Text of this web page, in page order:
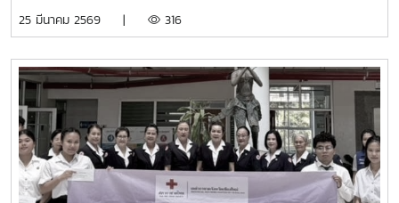
โจ้รูปถ่ายบ้านนักศึกษาที่ประสบภัยพิบัติทางธรรมชาติ (กรณี
การศึกษา: ตั้งแต่วันที่ 1 - 31 กรกฏาคม 2569อ่านรายละเอียด
เพิ่มเติมได้ที่ ประกาศรับสมัครทุนการศึกษามหาวิทยาลัยแม่โจ้
ประจำปีการศึกษา 2569
กรุงเทพฯ (ส่วนภูมิภาค) ประจำปีการศึกษา 2568 โดยในพิธีได้
Chairman of Education Section, Social Contribution
Committee หอการค้าญี่ปุ่น-กรุงเทพฯ เป็นผู้มอบทุนการศึกษา
พร้อมด้วย นายศุภโชค สุขมาก ผู้อำนวยการกองส่งเสริมและ
พัฒนากำลังคน สำนักงานปลัดกระทรวงการอุดมศึกษา
วิทยาศาสตร์ วิจัยและนวัตกรรม (อว.) ร่วมมอบประกาศนียบัตร
แสดงความยินดี โดยในปีนี้มีนักศึกษามหาวิทยาลัยแม่โจ้ได้รับคัด
เลือกจำนวน 4 ราย ได้แก่ 1. น.ส.ยูมิ นากาโน่ สาขาวิทยาการ
25 มีนาคม 2569 | 316